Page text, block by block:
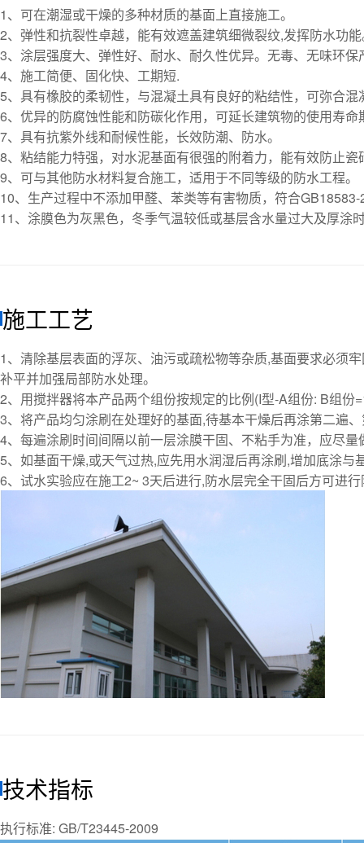
1、可在潮湿或干燥的多种材质的基面上直接施工。
2、弹性和抗裂性卓越，能有效遮盖建筑细微裂纹,发挥防水功
3、涂层强度大、弹性好、耐水、耐久性优异。无毒、无味环保
4、施工简便、固化快、工期短.
5、具有橡胶的柔韧性，与混凝土具有良好的粘结性，可弥合
6、优异的防腐蚀性能和防碳化作用，可延长建筑物的使用寿命
7、具有抗紫外线和耐候性能，长效防潮、防水。
8、粘结能力特强，对水泥基面有很强的附着力，能有效防止瓷
9、可与其他防水材料复合施工，适用于不同等级的防水工程。
10、生产过程中不添加甲醛、苯类等有害物质，符合
11、涂膜色为灰黑色，冬季气温较低或基层含水量过大及厚
施工工艺
1、清除基层表面的浮灰、油污或疏松物等杂质,基面要求必须
补平并加强局部防水处理。
2、用搅拌器将本产品两个组份按规定的比例(I型-A组份: B组
3、将产品均匀涂刷在处理好的基面,待基本干燥后再涂第二遍
4、每遍涂刷时间间隔以前一层涂膜干固、不粘手为准，应尽
5、如基面干燥,或天气过热,应先用水润湿后再涂刷,增加底涂与
6、试水实验应在施工2~ 3天后进行,防水层完全干固后方可进
技术指标
执行标准: GB/T23445-2009